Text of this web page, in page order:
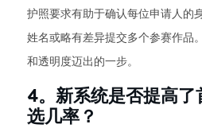
护照要求有助于确认每位申请人的
姓名或略有差异提交多个参赛作品
和透明度迈出的一步。
4。新系统是否提高了
选几率？